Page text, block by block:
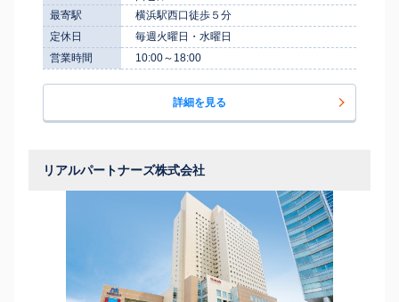
最寄駅
横浜駅西口徒歩５分
定休日
毎週火曜日・水曜日
営業時間
10:00～18:00
詳細を見る
リアルパートナーズ株式会社